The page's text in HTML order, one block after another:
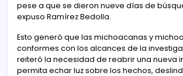
pese a que se dieron nueve días de
expuso Ramírez Bedolla.
Esto generó que las michoacanas y
conformes con los alcances de la
reiteró la necesidad de reabrir una nueva
permita echar luz sobre los hechos,